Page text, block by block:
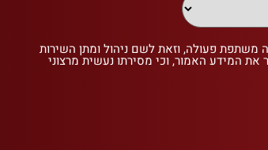
משתפת פעולה, וזאת לשם ניהול ומתן השירות
את המידע האמור, וכי מסירתו נעשית מרצוני